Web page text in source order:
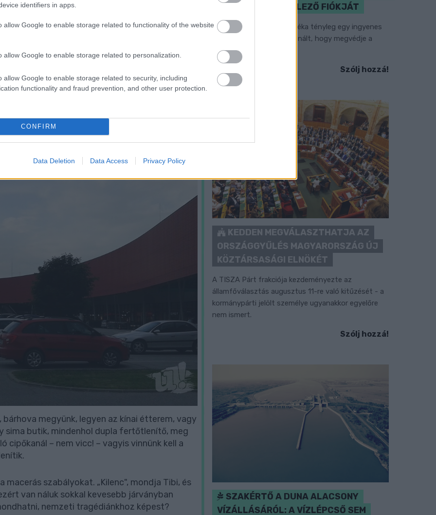
identifiers in apps.
allow Google to enable storage related to functionality of the website
allow Google to enable storage related to personalization.
allow Google to enable storage related to security, including
functionality and fraud prevention, and other user protection.
CONFIRM
Data Deletion Data Access Privacy Policy
péntek ellenére alig van látogató. Mindenkin
Mi kuruckodunk egyet, orvosi maszkban
őr, hanem „a srác a harmadikról". Vagyis
lányokkal dolgozó, elegáns pizzéria
kérnek, papíron is. Lényege, ha valami gond
Kis szőke hölgy, fiúcskával, mellette
párjának: „Te, ezek mindig kezet mosnak, ez a
megyünk, legyen az kínai étterem, vagy
sima butik, mindenhol dupla fertőtlenítő, meg
cipőkanál – nem vicc! – vagyis vinnünk kell a
szabályokat. „Kilenc", mondja Tibi, és
van náluk sokkal kevesebb járványban
nemzeti tragédiánkhoz képest?
A VÉDVONAL LEVELEZŐ FIÓKJÁT
Nem vicc! A Fidesz maradéka tényleg egy ingyenes
e-mail szolgáltatást használt, hogy megvédje a
Fidesz maradékát.
Szólj hozzá!
KEDDEN MEGVÁLASZTHATJA AZ
ORSZÁGGYŰLÉS MAGYARORSZÁG ÚJ
KÖZTÁRSASÁGI ELNÖKÉT
A TISZA Párt frakciója kezdeményezte az
államfőválasztás augusztus 11-re való kitűzését - a
kormánypárti jelölt személye ugyanakkor egyelőre
nem ismert.
Szólj hozzá!
SZAKÉRTŐ A DUNA ALACSONY
VÍZÁLLÁSÁRÓL: A VÍZLÉPCSŐ SEM